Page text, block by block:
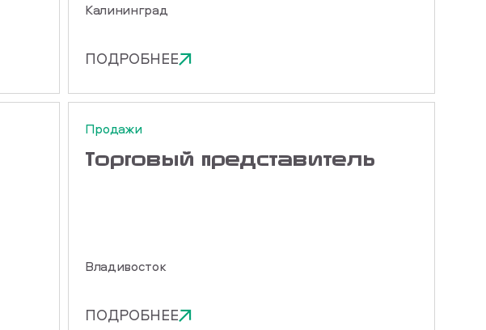
Калининград
ПОДРОБНЕЕ
Продажи
Торговый представитель
Владивосток
ПОДРОБНЕЕ